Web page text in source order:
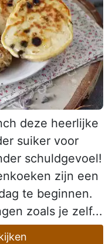
deze heerlijke
suiker voor
schuldgevoel!
zijn een
te beginnen.
zoals je zelf...